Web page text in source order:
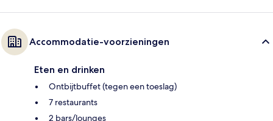
Accommodatie-voorzieningen
Eten en drinken
Ontbijtbuffet (tegen een toeslag)
7 restaurants
2 bars/lounges